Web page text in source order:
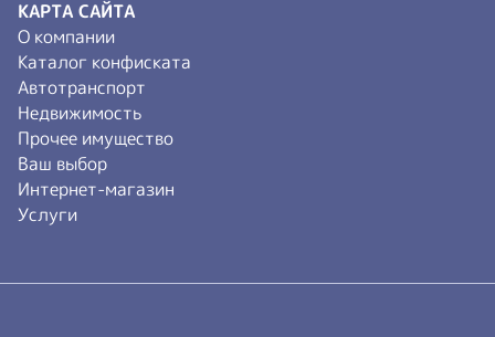
КАРТА САЙТА
О компании
Каталог конфиската
Автотранспорт
Недвижимость
Прочее имущество
Ваш выбор
Интернет-магазин
Услуги